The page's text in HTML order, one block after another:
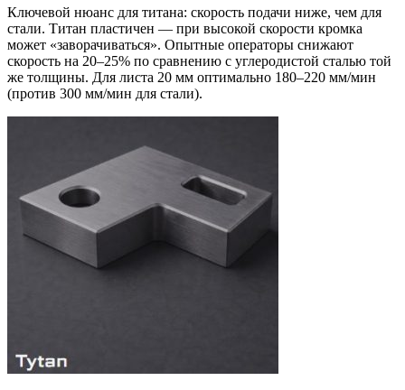
Ключевой нюанс для титана: скорость подачи ниже, чем для
стали. Титан пластичен — при высокой скорости кромка
может «заворачиваться». Опытные операторы снижают
скорость на 20–25% по сравнению с углеродистой сталью той
же толщины. Для листа 20 мм оптимально 180–220 мм/мин
(против 300 мм/мин для стали).